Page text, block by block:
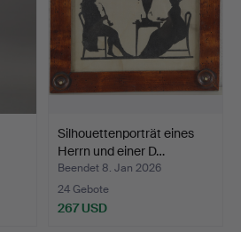
Silhouettenporträt eines
Herrn und einer D…
Beendet 8. Jan 2026
24 Gebote
267 USD